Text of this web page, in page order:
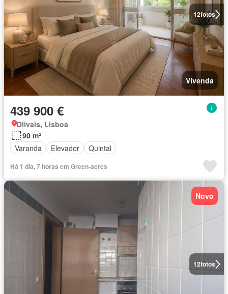
12fotos
Vivenda
439 900 €
Olivais, Lisboa
90 m²
Varanda
Elevador Quintal
Há 1 dia, 7 horas em Green-acres
12fotos
Novo